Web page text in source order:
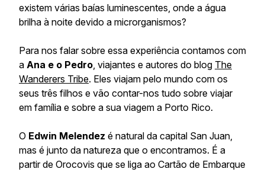
existem várias baías luminescentes, onde a água
brilha à noite devido a microrganismos?
Para nos falar sobre essa experiência contamos com
a Ana e o Pedro, viajantes e autores do blog The
Wanderers Tribe. Eles viajam pelo mundo com os
seus três filhos e vão contar-nos tudo sobre viajar
em família e sobre a sua viagem a Porto Rico.
O Edwin Melendez é natural da capital San Juan,
mas é junto da natureza que o encontramos. É a
partir de Orocovis que se liga ao Cartão de Embarque